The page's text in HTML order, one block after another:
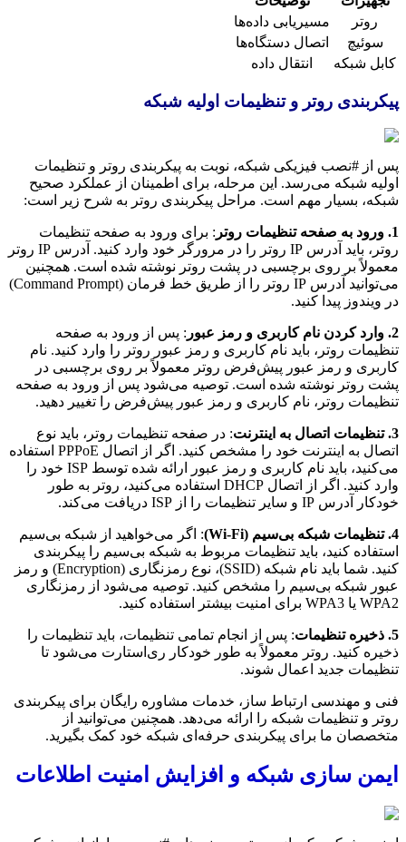
روتر
مسیریابی داده‌ها
سوئیچ
اتصال دستگاه‌ها
کابل شبکه
انتقال داده
پیکربندی روتر و تنظیمات اولیه شبکه
پس از #نصب فیزیکی شبکه، نوبت به پیکربندی روتر و تنظیمات
اولیه شبکه می‌رسد. این مرحله، برای اطمینان از عملکرد صحیح
شبکه، بسیار مهم است. مراحل پیکربندی روتر به شرح زیر است:
1. ورود به صفحه تنظیمات روتر
: برای ورود به صفحه تنظیمات
روتر، باید آدرس IP روتر را در مرورگر خود وارد کنید. آدرس IP روتر
معمولاً بر روی برچسبی در پشت روتر نوشته شده است. همچنین
می‌توانید آدرس IP روتر را از طریق خط فرمان (Command Prompt)
در ویندوز پیدا کنید.
2. وارد کردن نام کاربری و رمز عبور
: پس از ورود به صفحه
تنظیمات روتر، باید نام کاربری و رمز عبور روتر را وارد کنید. نام
کاربری و رمز عبور پیش‌فرض روتر معمولاً بر روی برچسبی در
پشت روتر نوشته شده است. توصیه می‌شود پس از ورود به صفحه
تنظیمات روتر، نام کاربری و رمز عبور پیش‌فرض را تغییر دهید.
3. تنظیمات اتصال به اینترنت
: در صفحه تنظیمات روتر، باید نوع
اتصال به اینترنت خود را مشخص کنید. اگر از اتصال PPPoE استفاده
می‌کنید، باید نام کاربری و رمز عبور ارائه شده توسط ISP خود را
وارد کنید. اگر از اتصال DHCP استفاده می‌کنید، روتر به طور
خودکار آدرس IP و سایر تنظیمات را از ISP دریافت می‌کند.
4. تنظیمات شبکه بی‌سیم (Wi-Fi)
: اگر می‌خواهید از شبکه بی‌سیم
استفاده کنید، باید تنظیمات مربوط به شبکه بی‌سیم را پیکربندی
کنید. شما باید نام شبکه (SSID)، نوع رمزنگاری (Encryption) و رمز
عبور شبکه بی‌سیم را مشخص کنید. توصیه می‌شود از رمزنگاری
WPA2 یا WPA3 برای امنیت بیشتر استفاده کنید.
5. ذخیره تنظیمات
: پس از انجام تمامی تنظیمات، باید تنظیمات را
ذخیره کنید. روتر معمولاً به طور خودکار ری‌استارت می‌شود تا
تنظیمات جدید اعمال شوند.
فنی و مهندسی ارتباط ساز، خدمات مشاوره رایگان برای پیکربندی
روتر و تنظیمات شبکه را ارائه می‌دهد. همچنین می‌توانید از
متخصصان ما برای پیکربندی حرفه‌ای شبکه خود کمک بگیرید.
ایمن سازی شبکه و افزایش امنیت اطلاعات